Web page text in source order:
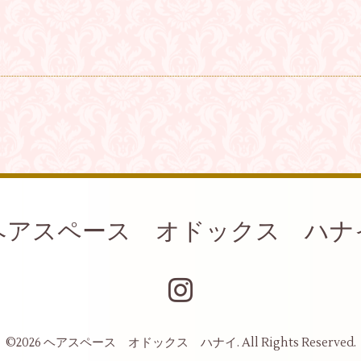
アスペース オドックス ハナ
©2026 ヘアスペース オドックス ハナイ. All Rights Reserved.